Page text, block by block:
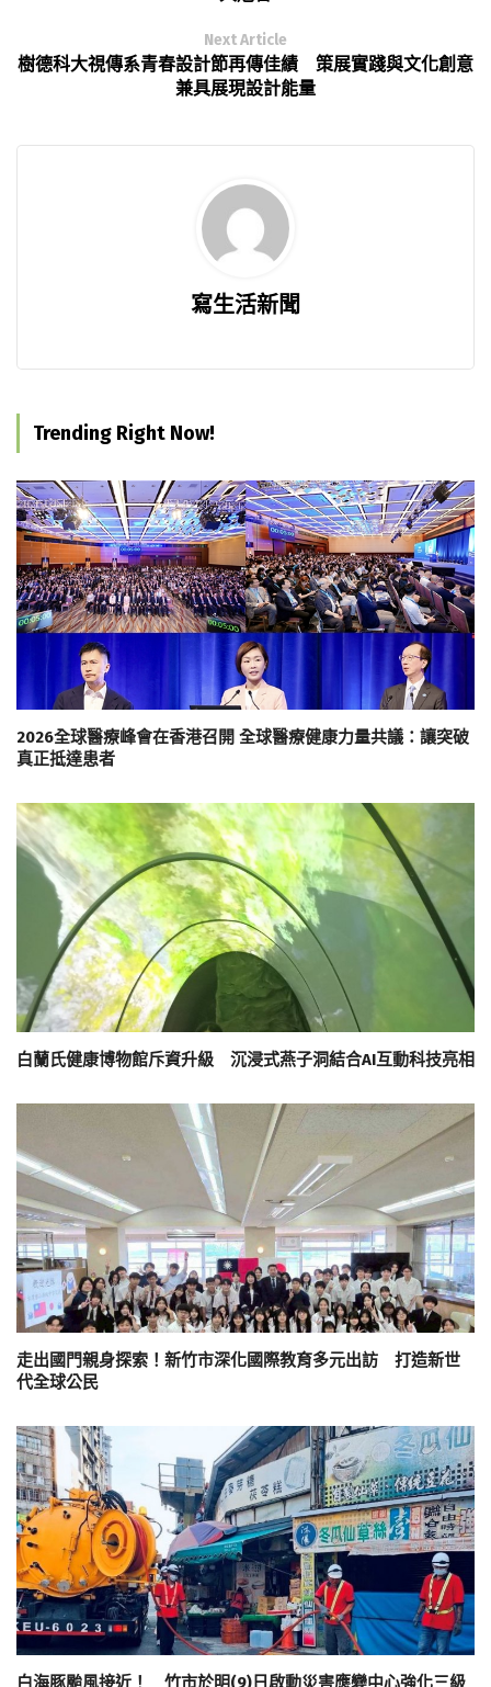
Next Article
樹德科大視傳系青春設計節再傳佳績 策展實踐與文化創意
兼具展現設計能量
寫生活新聞
Trending Right Now!
2026全球醫療峰會在香港召開 全球醫療健康力量共議：讓突破
真正抵達患者
白蘭氏健康博物館斥資升級 沉浸式燕子洞結合AI互動科技亮相
走出國門親身探索！新竹市深化國際教育多元出訪 打造新世
代全球公民
白海豚颱風接近！ 竹市於明(9)日啟動災害應變中心強化三級